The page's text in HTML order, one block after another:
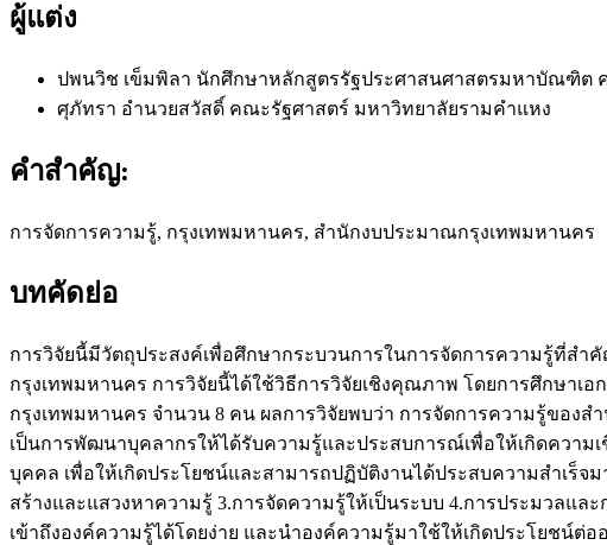
ผู้แต่ง
ปพนวิช เข็มพิลา นักศึกษาหลักสูตรรัฐประศาสนศาสตรมหาบัณฑิต
ศุภัทรา อำนวยสวัสดิ์ คณะรัฐศาสตร์ มหาวิทยาลัยรามคำแหง
คำสำคัญ:
การจัดการความรู้, กรุงเทพมหานคร, สำนักงบประมาณกรุงเทพมหานคร
บทคัดย่อ
การวิจัยนี้มีวัตถุประสงค์เพื่อศึกษากระบวนการในการจัดการความรู้ที่
กรุงเทพมหานคร การวิจัยนี้ได้ใช้วิธีการวิจัยเชิงคุณภาพ โดยการศึกษา
กรุงเทพมหานคร จำนวน 8 คน ผลการวิจัยพบว่า การจัดการความรู้ของ
เป็นการพัฒนาบุคลากรให้ได้รับความรู้และประสบการณ์เพื่อให้เกิดควา
บุคคล เพื่อให้เกิดประโยชน์และสามารถปฏิบัติงานได้ประสบความสำเร็
สร้างและแสวงหาความรู้ 3.การจัดความรู้ให้เป็นระบบ 4.การประมวลแล
เข้าถึงองค์ความรู้ได้โดยง่าย และนำองค์ความรู้มาใช้ให้เกิดประโยชน์